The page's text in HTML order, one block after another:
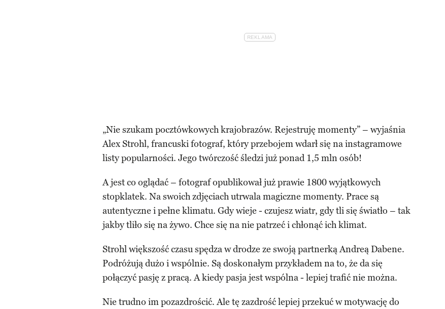
„Nie szukam pocztówkowych krajobrazów. Rejestruję momenty” – wyjaśnia
Alex Strohl, francuski fotograf, który przebojem wdarł się na instagramowe
listy popularności. Jego twórczość śledzi już ponad 1,5 mln osób!
A jest co oglądać – fotograf opublikował już prawie 1800 wyjątkowych
stopklatek. Na swoich zdjęciach utrwala magiczne momenty. Prace są
autentyczne i pełne klimatu. Gdy wieje - czujesz wiatr, gdy tli się światło – tak
jakby tliło się na żywo. Chce się na nie patrzeć i chłonąć ich klimat.
Strohl większość czasu spędza w drodze ze swoją partnerką Andreą Dabene.
Podróżują dużo i wspólnie. Są doskonałym przykładem na to, że da się
połączyć pasję z pracą. A kiedy pasja jest wspólna - lepiej trafić nie można.
Nie trudno im pozazdrościć. Ale tę zazdrość lepiej przekuć w motywację do